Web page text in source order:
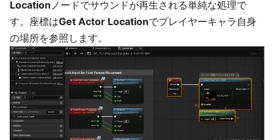
Location ノードでサウンドが再生される単純な処理で
す。座標はGet Actor Locationでプレイヤーキャラ自身
の場所を参照します。